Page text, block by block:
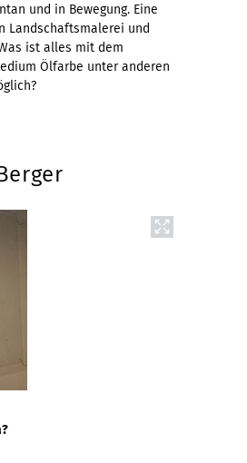
und in Bewegung. Eine
Landschaftsmalerei und
ist alles mit dem
Ölfarbe unter anderen